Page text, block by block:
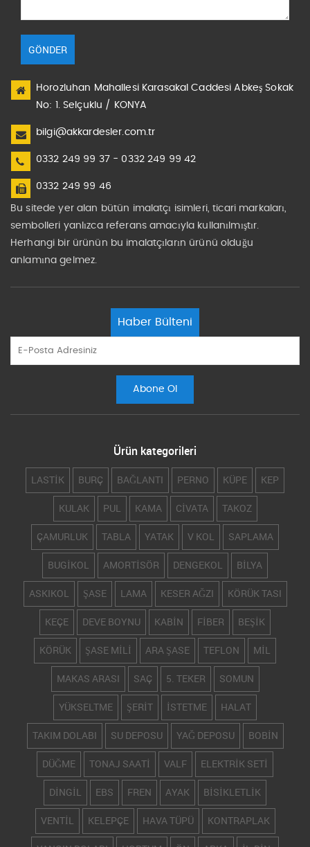
GÖNDER
Horozluhan Mahallesi Karasakal Caddesi Abkeş Sokak
No: 1. Selçuklu / KONYA
bilgi@akkardesler.com.tr
0332 249 99 37 - 0332 249 99 42
0332 249 99 46
Bu sitede yer alan bütün imalatçı isimleri, ticari markaları,
sembolleri yanlızca referans amacıyla kullanılmıştır.
Herhangi bir ürünün bu imalatçıların ürünü olduğu
anlamına gelmez.
Haber Bülteni
Ürün kategorileri
LASTİK BURÇ BAĞLANTI PERNO KÜPE KEP
KULAK PUL KAMA CİVATA TAKOZ
ÇAMURLUK TABLA YATAK V KOL SAPLAMA
BUGİKOL AMORTİSÖR DENGEKOL BİLYA
ASKIKOL ŞASE LAMA KESER AĞZI KÖRÜK TASI
KEÇE DEVE BOYNU KABİN FİBER BEŞİK
KÖRÜK ŞASE MİLİ ARA ŞASE TEFLON MİL
MAKAS ARASI SAÇ 5. TEKER SOMUN
YÜKSELTME ŞERİT İSTETME HALAT
TAKIM DOLABI SU DEPOSU YAĞ DEPOSU BOBİN
DÜĞME TONAJ SAATİ VALF ELEKTRİK SETİ
DİNGİL EBS FREN AYAK BİSİKLETLİK
VENTİL KELEPÇE HAVA TÜPÜ KONTRAPLAK